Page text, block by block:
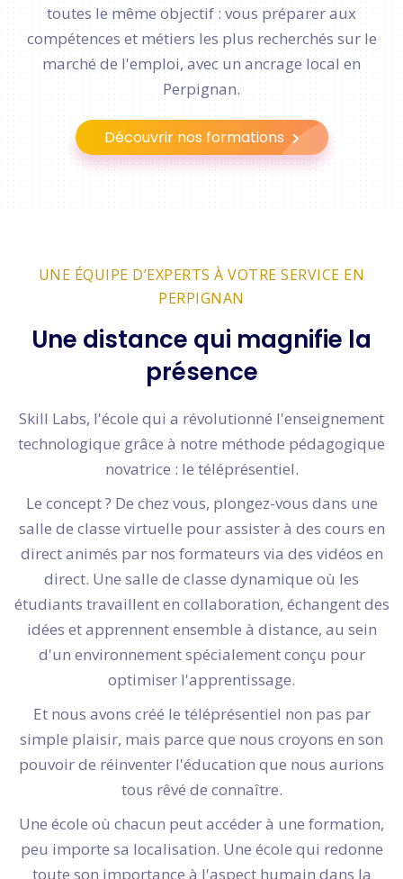
toutes le même objectif : vous préparer aux
compétences et métiers les plus recherchés sur le
marché de l'emploi, avec un ancrage local en
Perpignan.
Découvrir nos formations
UNE ÉQUIPE D’EXPERTS À VOTRE SERVICE EN
PERPIGNAN
Une distance qui magnifie la
présence
Skill Labs, l'école qui a révolutionné l'enseignement
technologique grâce à notre méthode pédagogique
novatrice : le téléprésentiel.
Le concept ? De chez vous, plongez-vous dans une
salle de classe virtuelle pour assister à des cours en
direct animés par nos formateurs via des vidéos en
direct. Une salle de classe dynamique où les
étudiants travaillent en collaboration, échangent des
idées et apprennent ensemble à distance, au sein
d'un environnement spécialement conçu pour
optimiser l'apprentissage.
Et nous avons créé le téléprésentiel non pas par
simple plaisir, mais parce que nous croyons en son
pouvoir de réinventer l'éducation que nous aurions
tous rêvé de connaître.
Une école où chacun peut accéder à une formation,
peu importe sa localisation. Une école qui redonne
toute son importance à l'aspect humain dans la